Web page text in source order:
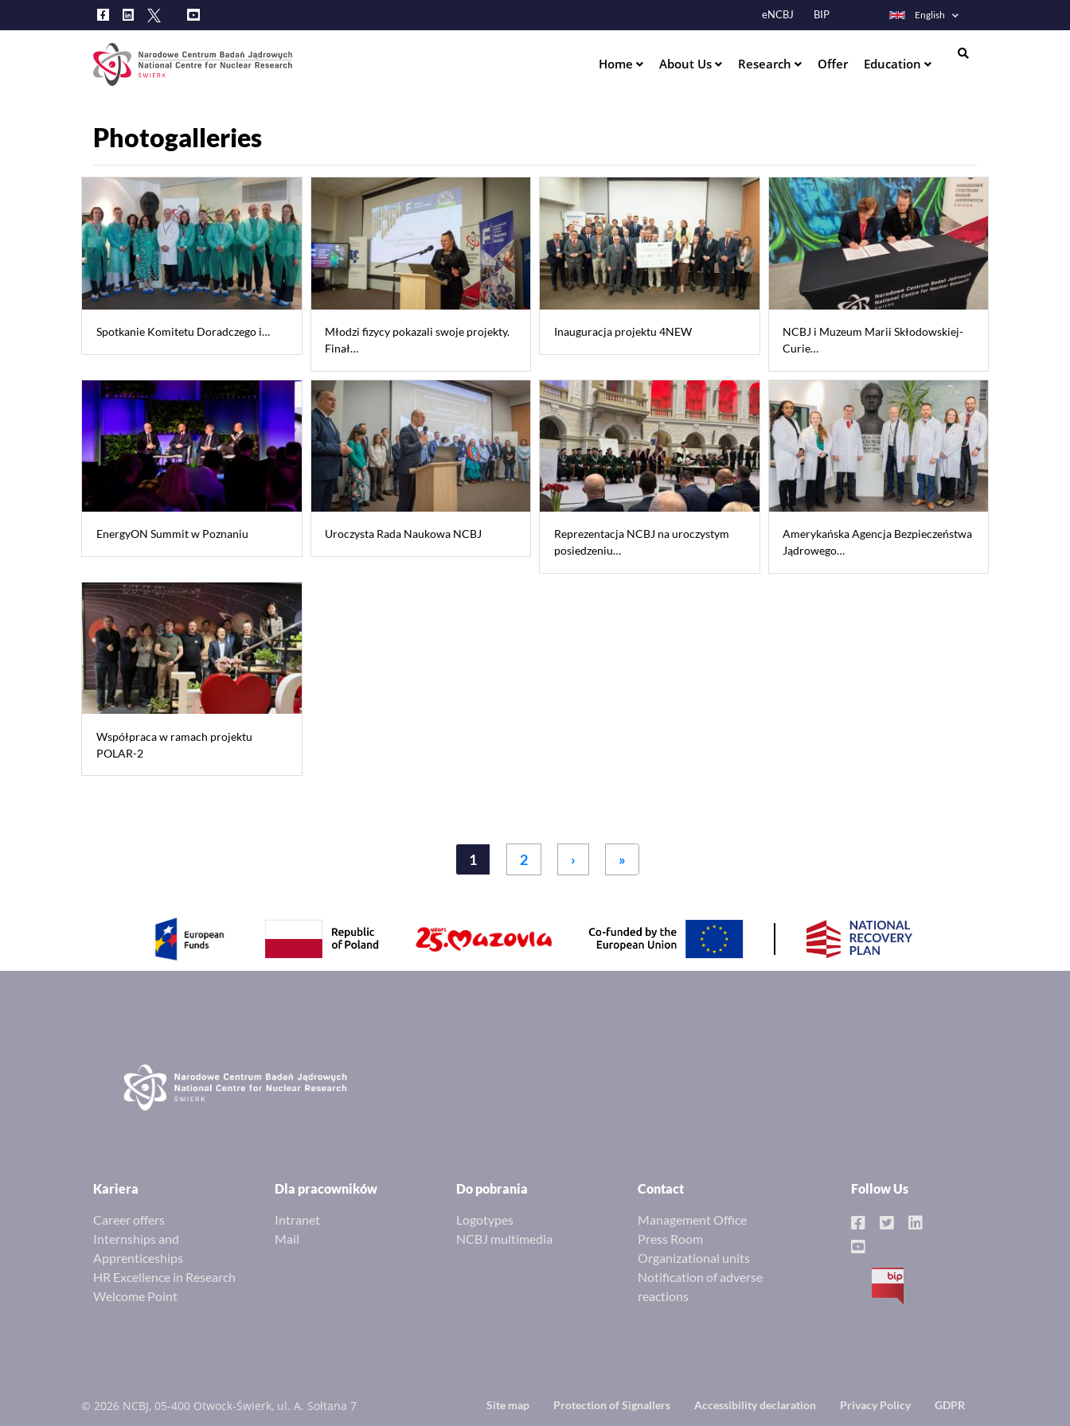
eNCBJ BIP English
Home About Us Research Offer Education
Photogalleries
Spotkanie Komitetu Doradczego i…
Młodzi fizycy pokazali swoje projekty.
Finał…
Inauguracja projektu 4NEW
NCBJ i Muzeum Marii Skłodowskiej-
Curie…
EnergyON Summit w Poznaniu Uroczysta Rada Naukowa NCBJ
Reprezentacja NCBJ na uroczystym
posiedzeniu…
Amerykańska Agencja Bezpieczeństwa
Jądrowego…
Współpraca w ramach projektu
POLAR-2
1 2 ››› »Last »
Kariera
Career offers
Internships and
Apprenticeships
HR Excellence in Research
Welcome Point
Dla pracowników
Intranet
Mail
Do pobrania
Logotypes
NCBJ multimedia
Contact
Management Office
Press Room
Organizational units
Notification of adverse
reactions
Follow Us
BIP
© 2026 NCBJ, 05-400 Otwock-Świerk, ul. A. Sołtana 7 Site map Protection of Signallers Accessibility declaration Privacy Policy GDPR